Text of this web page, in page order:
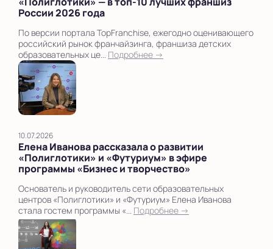
России 2026 года
По версии портала TopFranchise, ежегодно оценивающего
российский рынок франчайзинга, франшиза детских
образовательных це... Подробнее →
10.07.2026
Елена Иванова рассказала о развитии
«Полиглотики» и «Футуриум» в эфире
программы «Бизнес и творчество»
Основатель и руководитель сети образовательных
центров «Полиглотики» и «Футуриум» Елена Иванова
стала гостем программы «... Подробнее →